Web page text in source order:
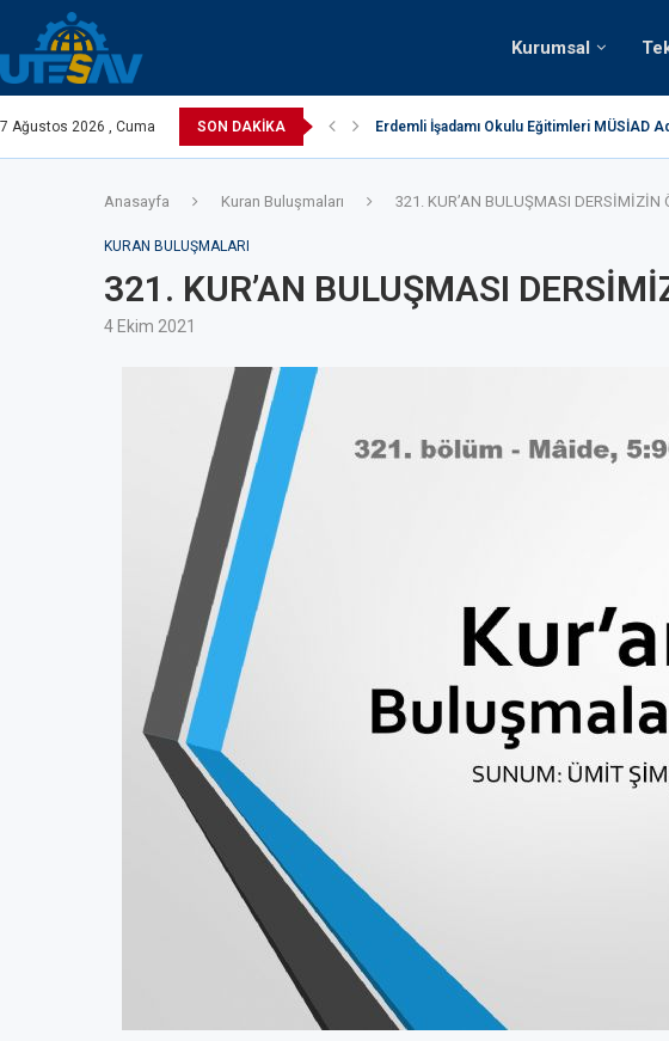
Kurumsal
7 Ağustos 2026 , Cuma SON DAKIKA Erdemli İşadamı Okulu Eğitimleri MÜSİAD
Anasayfa Kuran Buluşmaları 321. KUR’AN BULUŞMASI DERSİMİZİN
KURAN BULUŞMALARI
321. KUR’AN BULUŞMASI
4 Ekim 2021